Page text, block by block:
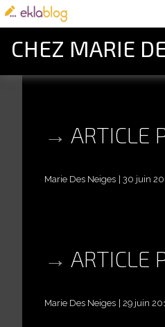
CHEZ MARIE
ARTICLE
Marie Des Neiges 30 juin
ARTICLE
Marie Des Neiges 29 juin